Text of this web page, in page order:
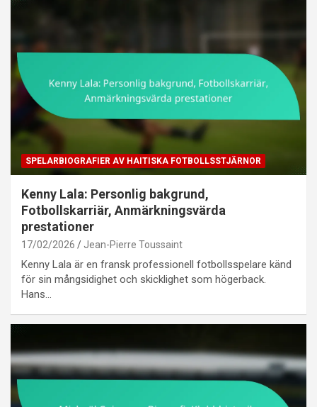
SPELARBIOGRAFIER AV HAITISKA FOTBOLLSSTJÄRNOR
Kenny Lala: Personlig bakgrund,
Fotbollskarriär, Anmärkningsvärda
prestationer
17/02/2026 Jean-Pierre Toussaint
Kenny Lala är en fransk professionell fotbollsspelare känd
för sin mångsidighet och skicklighet som högerback.
Hans…